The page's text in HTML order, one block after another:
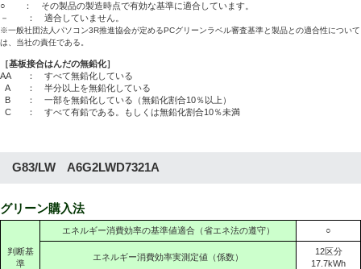
○ ： その製品の製造時点で有効な基準に適合しています。
－ ： 適合していません。
※一般社団法人パソコン3R推進協会が定めるPCグリーンラベル審査基準と製品との適合性について
は、当社の責任である。
［基板接合はんだの無鉛化］
AA
： すべて無鉛化している
A
： 半分以上を無鉛化している
B
： 一部を無鉛化している（無鉛化割合10％以上）
C
： すべて有鉛である。もしくは無鉛化割合10％未満
G83/LW A6G2LWD7321A
グリーン購入法
判断基
準
エネルギー消費効率の基準値適合（省エネ法の遵守） ○
エネルギー消費効率実測定値（係数）
12区分
17.7kWh